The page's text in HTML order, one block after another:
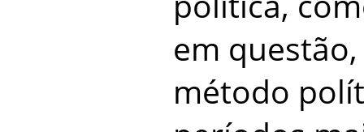
em
método